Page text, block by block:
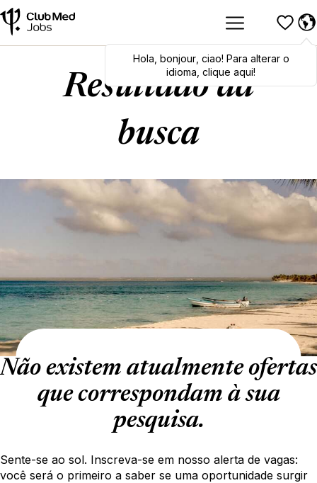
Hola,bonjour,ciao! To switch
languages, click here!
Hola bonjour, ciao! Para alterar o
idioma, clique aqui!
Resultado da
busca
Não existem atualmente ofertas
que correspondam à sua
pesquisa.
Sente-se ao sol. Inscreva-se em nosso alerta de vagas:
você será o primeiro a saber se uma oportunidade surgir